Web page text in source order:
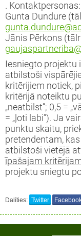
.
Gunta Dundure
Jānis Pērkons
Iesniegto
atbilstoši
kritērijiem notiek,
kritērijā noteiktu
„neatbilst”; 0,5 =
= „ļoti labi”). Ja
punktu skaitu,
pretendentam,
atbilstoši vietējā
īpašajam
projektu sniegtu
Dalīties: Twitter